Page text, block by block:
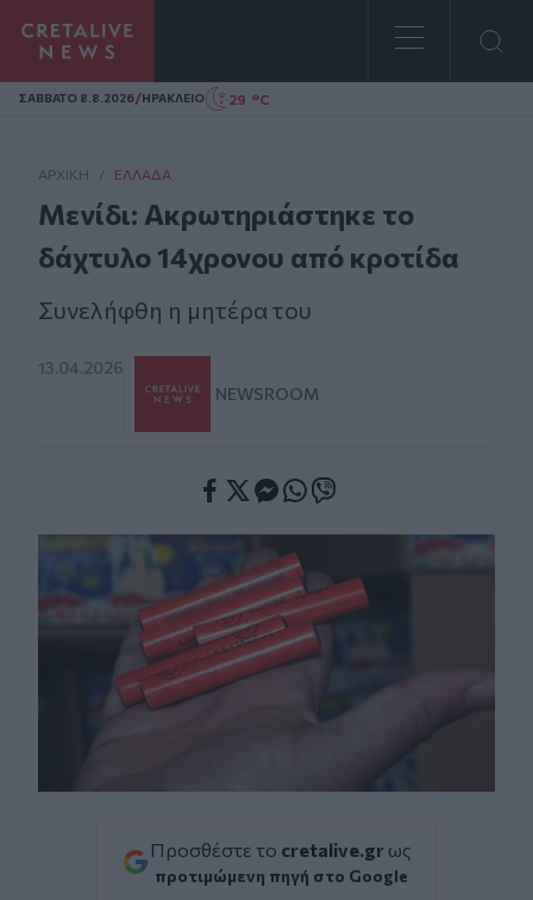
Homepage
ΣAΒΒΑΤΟ 8.8.2026/ΗΡΑΚΛΕΙΟ 29 °C
ΑΡΧΙΚΗ / ΕΛΛΆΔΑ
Μενίδι: Ακρωτηριάστηκε το
δάχτυλο 14χρονου από κροτίδα
Συνελήφθη η μητέρα του
13.04.2026
NEWSROOM
Προσθέστε το cretalive.gr ως
προτιμώμενη πηγή στο Google